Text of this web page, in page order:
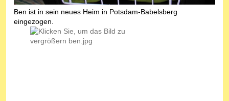
Ben ist in sein neues Heim in Potsdam-Babelsberg
eingezogen.